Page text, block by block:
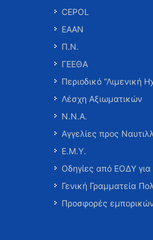
CEPOL
ΕΑΑΝ
Π.Ν.
ΓΕΕΘΑ
Περιοδικό “Λιμενική
Λέσχη Αξιωματικών
Ν.Ν.Α.
Αγγελίες προς
Ε.Μ.Υ.
Οδηγίες από ΕΟΔΥ για
Γενική Γραμματεία
Προσφορές